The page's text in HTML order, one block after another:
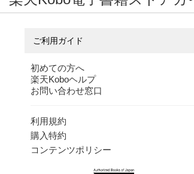
ご利用ガイド
初めての方へ
楽天Koboヘルプ
お問い合わせ窓口
利用規約
購入特約
コンテンツポリシー